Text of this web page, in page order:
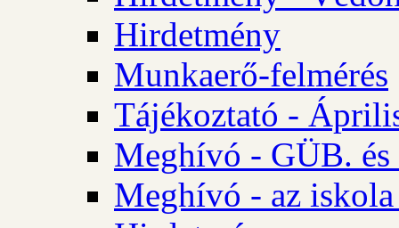
Hirdetmény
Munkaerő-felmérés
Tájékoztató -
Meghívó - GÜB.
Meghívó - az iskola